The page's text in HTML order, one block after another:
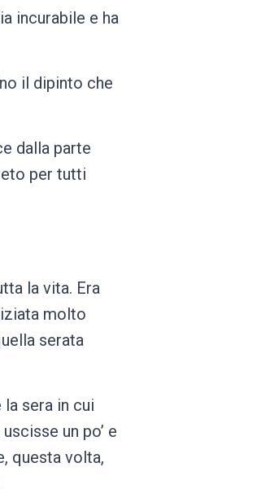
incurabile e ha
il dipinto che
dalla parte
per tutti
la vita. Era
molto
serata
sera in cui
un po’ e
questa volta,